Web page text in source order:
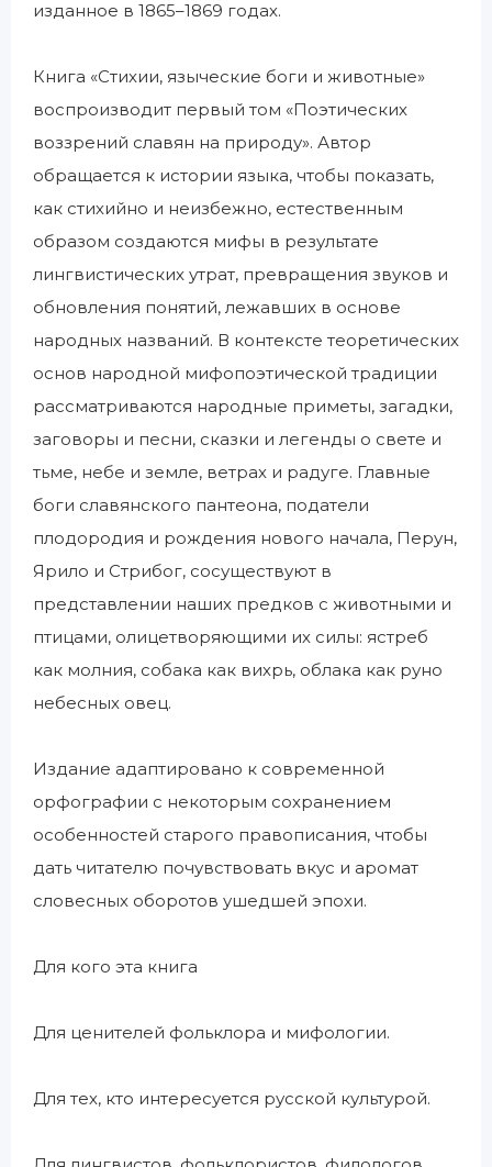
изданное в 1865–1869 годах.
Книга «Стихии, языческие боги и животные»
воспроизводит первый том «Поэтических
воззрений славян на природу». Автор
обращается к истории языка, чтобы показать,
как стихийно и неизбежно, естественным
образом создаются мифы в результате
лингвистических утрат, превращения звуков и
обновления понятий, лежавших в основе
народных названий. В контексте теоретических
основ народной мифопоэтической традиции
рассматриваются народные приметы, загадки,
заговоры и песни, сказки и легенды о свете и
тьме, небе и земле, ветрах и радуге. Главные
боги славянского пантеона, податели
плодородия и рождения нового начала, Перун,
Ярило и Стрибог, сосуществуют в
представлении наших предков с животными и
птицами, олицетворяющими их силы: ястреб
как молния, собака как вихрь, облака как руно
небесных овец.
Издание адаптировано к современной
орфографии с некоторым сохранением
особенностей старого правописания, чтобы
дать читателю почувствовать вкус и аромат
словесных оборотов ушедшей эпохи.
Для кого эта книга
Для ценителей фольклора и мифологии.
Для тех, кто интересуется русской культурой.